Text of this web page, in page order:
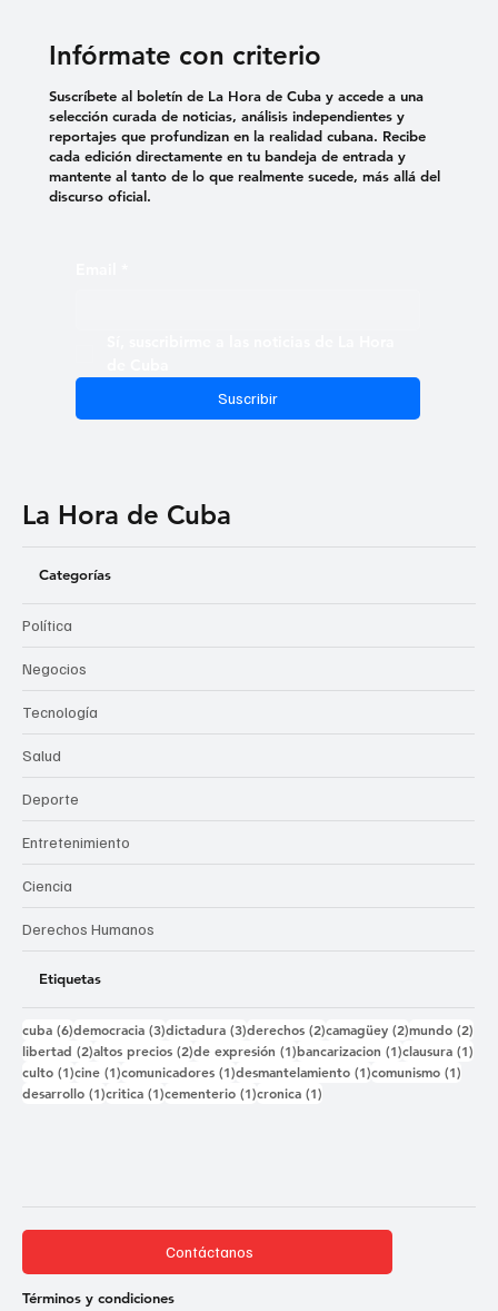
Infórmate con criterio
Suscribir
Suscríbete al boletín de La Hora de Cuba y accede a una
selección curada de noticias, análisis independientes y
reportajes que profundizan en la realidad cubana. Recibe
cada edición directamente en tu bandeja de entrada y
mantente al tanto de lo que realmente sucede, más allá del
discurso oficial.
La Hora de Cuba
Categorías
Política
Negocios
Tecnología
Salud
Deporte
Entretenimiento
Ciencia
Derechos Humanos
Etiquetas
cuba (6)6 entradas
democracia (3)3 entradas
dictadura (3)3 entradas
derechos (2)2 entradas
camagüey (2)2 entradas
mundo (2)
libertad (2)2 entradas
altos precios (2)2 entradas
de expresión (1)1 entrada
bancarizacion (1)1 entrada
clausura (1)
culto (1)1 entrada
cine (1)1 entrada
comunicadores (1)1 entrada
desmantelamiento (1)1 entrada
comunismo (1)
desarrollo (1)1 entrada
critica (1)1 entrada
cementerio (1)1 entrada
cronica (1)
Contáctanos
Términos y condiciones